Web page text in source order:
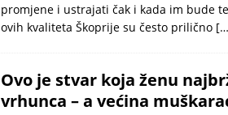
promjene i ustrajati čak i kada im bude
ovih kvaliteta Škoprije su često prilično
Ovo je stvar koja ženu
vrhunca – a većina